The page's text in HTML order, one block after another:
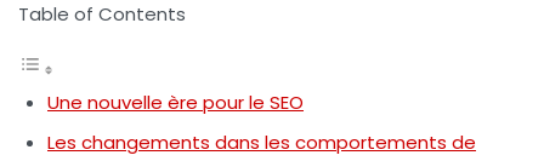
Table of Contents
Une nouvelle ère pour le SEO
Les changements dans les comportements de